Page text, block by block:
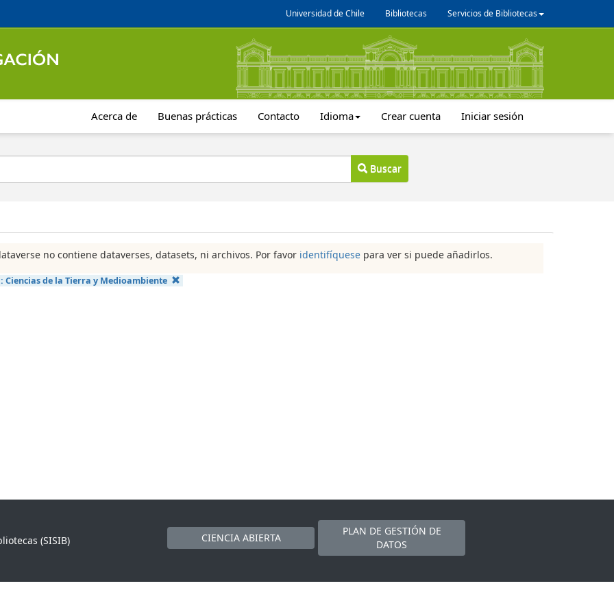
Universidad de Chile Bibliotecas Servicios de Bibliotecas
Acerca de Buenas prácticas Contacto Idioma Crear cuenta Iniciar sesión
Buscar
no contiene dataverses, datasets, ni archivos. Por favor identifíquese para ver si puede añadirlos.
Ciencias de la Tierra y Medioambiente
(SISIB)
CIENCIA ABIERTA
PLAN DE GESTIÓN DE
DATOS